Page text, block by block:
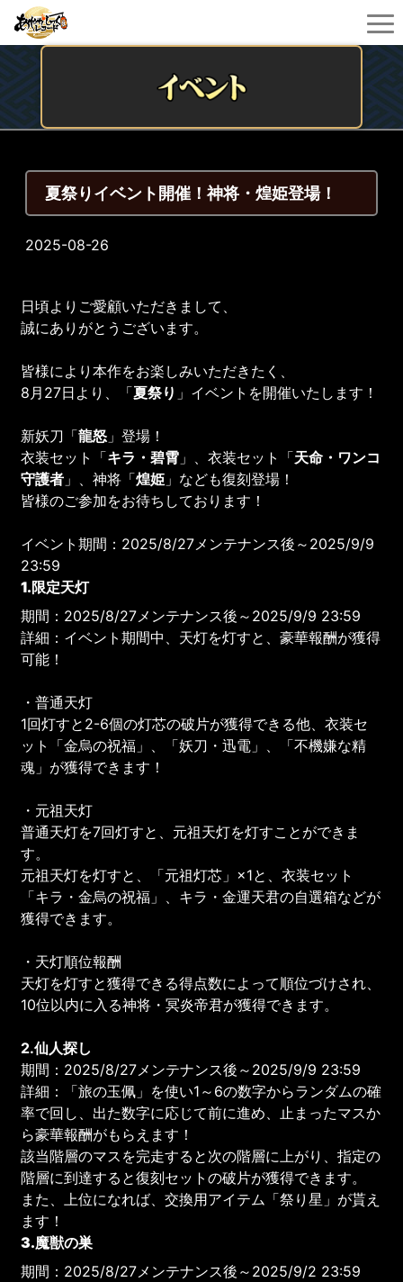
夏祭りイベント開催！神将・煌姫登場！
2025-08-26
日頃よりご愛顧いただきまして、
誠にありがとうございます。
皆様により本作をお楽しみいただきたく、
8月27日より、「夏祭り 」イベントを開催いたします！
新妖刀「龍怒 」登場！
衣装セット「キラ・碧霄 」、衣装セット「天命・ワンコ
守護者 」、神将「煌姫 」なども復刻登場！
皆様のご参加をお待ちしております！
イベント期間：2025/8/27メンテナンス後～2025/9/9
23:59
1.限定天灯
期間：2025/8/27メンテナンス後～2025/9/9 23:59
詳細：イベント期間中、天灯を灯すと、豪華報酬が獲得
可能！
・普通天灯
1回灯すと2-6個の灯芯の破片が獲得できる他、衣装セ
ット「金烏の祝福」、「妖刀・迅電」、「不機嫌な精
魂」が獲得できます！
・元祖天灯
普通天灯を7回灯すと、元祖天灯を灯すことができま
す。
元祖天灯を灯すと、「元祖灯芯」×1と、衣装セット
「キラ・金烏の祝福」、キラ・金運天君の自選箱などが
獲得できます。
・天灯順位報酬
天灯を灯すと獲得できる得点数によって順位づけされ、
10位以内に入る神将・冥炎帝君が獲得できます。
2.仙人探し
期間：2025/8/27メンテナンス後～2025/9/9 23:59
詳細：「旅の玉佩」を使い1～6の数字からランダムの確
率で回し、出た数字に応じて前に進め、止まったマスか
ら豪華報酬がもらえます！
該当階層のマスを完走すると次の階層に上がり、指定の
階層に到達すると復刻セットの破片が獲得できます。
また、上位になれば、交換用アイテム「祭り星」が貰え
ます！
3.魔獣の巣
期間：2025/8/27メンテナンス後～2025/9/2 23:59